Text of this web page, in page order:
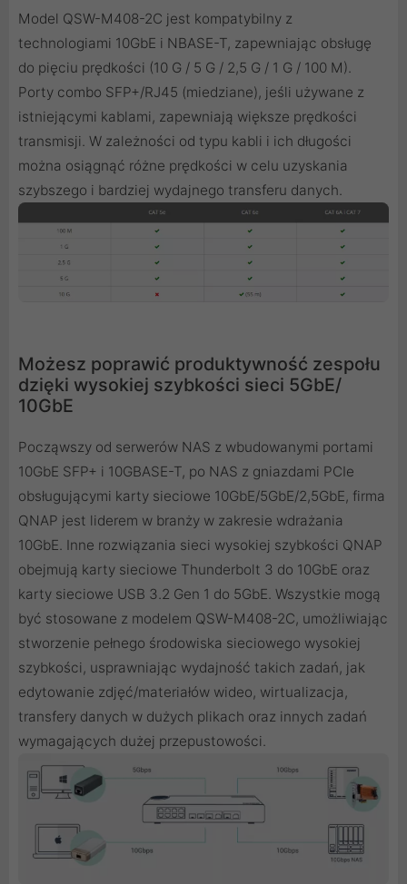
Model QSW-M408-2C jest kompatybilny z
technologiami 10GbE i NBASE-T, zapewniając obsługę
do pięciu prędkości (10 G / 5 G / 2,5 G / 1 G / 100 M).
Porty combo SFP+/RJ45 (miedziane), jeśli używane z
istniejącymi kablami, zapewniają większe prędkości
transmisji. W zależności od typu kabli i ich długości
można osiągnąć różne prędkości w celu uzyskania
szybszego i bardziej wydajnego transferu danych.
Możesz poprawić produktywność zespołu
dzięki wysokiej szybkości sieci 5GbE/
10GbE
Począwszy od serwerów NAS z wbudowanymi portami
10GbE SFP+ i 10GBASE-T, po NAS z gniazdami PCIe
obsługującymi karty sieciowe 10GbE/5GbE/2,5GbE, firma
QNAP jest liderem w branży w zakresie wdrażania
10GbE. Inne rozwiązania sieci wysokiej szybkości QNAP
obejmują karty sieciowe Thunderbolt 3 do 10GbE oraz
karty sieciowe USB 3.2 Gen 1 do 5GbE. Wszystkie mogą
być stosowane z modelem QSW-M408-2C, umożliwiając
stworzenie pełnego środowiska sieciowego wysokiej
szybkości, usprawniając wydajność takich zadań, jak
edytowanie zdjęć/materiałów wideo, wirtualizacja,
transfery danych w dużych plikach oraz innych zadań
wymagających dużej przepustowości.